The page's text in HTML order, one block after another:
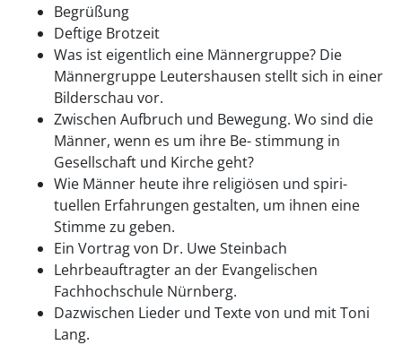
Begrüßung
Deftige Brotzeit
Was ist eigentlich eine Männergruppe? Die
Männergruppe Leutershausen stellt sich in einer
Bilderschau vor.
Zwischen Aufbruch und Bewegung. Wo sind die
Männer, wenn es um ihre Be- stimmung in
Gesellschaft und Kirche geht?
Wie Männer heute ihre religiösen und spiri-
tuellen Erfahrungen gestalten, um ihnen eine
Stimme zu geben.
Ein Vortrag von Dr. Uwe Steinbach
Lehrbeauftragter an der Evangelischen
Fachhochschule Nürnberg.
Dazwischen Lieder und Texte von und mit Toni
Lang.